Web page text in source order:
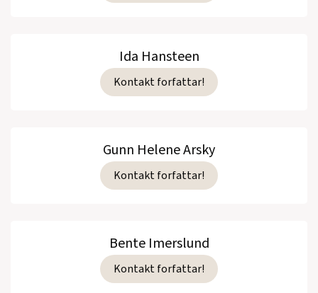
Ida Hansteen
Kontakt forfattar!
Gunn Helene Arsky
Kontakt forfattar!
Bente Imerslund
Kontakt forfattar!